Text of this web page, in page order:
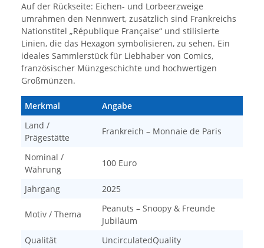
Auf der Rückseite: Eichen- und Lorbeerzweige
umrahmen den Nennwert, zusätzlich sind Frankreichs
Nationstitel „République Française“ und stilisierte
Linien, die das Hexagon symbolisieren, zu sehen. Ein
ideales Sammlerstück für Liebhaber von Comics,
französischer Münzgeschichte und hochwertigen
Großmünzen.
Merkmal
Angabe
Land /
Prägestätte
Frankreich – Monnaie de Paris
Nominal /
Währung
100 Euro
Jahrgang 2025
Motiv / Thema
Peanuts – Snoopy & Freunde
Jubiläum
Qualität
UncirculatedQuality